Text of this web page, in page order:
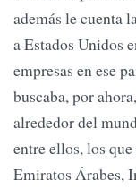
además le cuenta
a Estados Unidos
empresas en ese
buscaba, por
alrededor del
entre ellos, los
Emiratos Árabes,